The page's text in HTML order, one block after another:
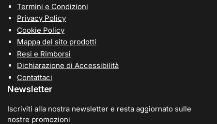
Termini e Condizioni
Privacy Policy
Cookie Policy
Mappa del sito prodotti
Resi e Rimborsi
Dichiarazione di Accessibilità
Contattaci
Newsletter
Iscriviti alla nostra newsletter e resta aggiornato sulle
nostre promozioni